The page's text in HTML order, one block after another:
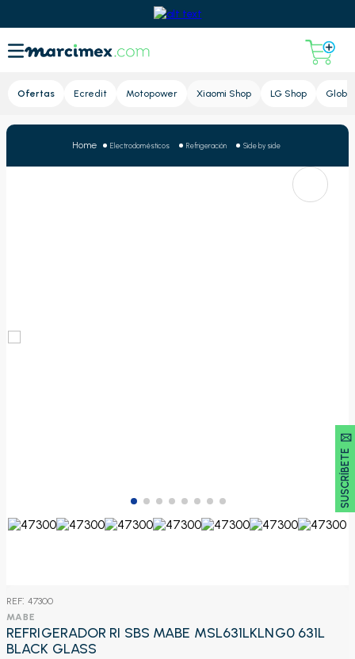
Ofertas Ecredit Motopower Xiaomi Shop LG Shop Global
SUSCRÍBETE 🖂
Electrodomésticos Refrigeración Side by side
: 47300
MABE
REFRIGERADOR RI SBS MABE MSL631LKLNG0 631L
BLACK GLASS